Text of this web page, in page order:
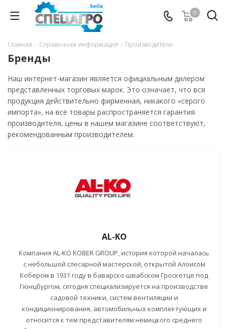
0
Главная - Справочная информация - Производители
Бренды
Наш интернет-магазин является официальным дилером
представленных торговых марок. Это означает, что вся
продукция действительно фирменная, никакого «серого
импорта», на все товары распространяется гарантия
производителя, цены в нашем магазине соответствуют,
рекомендованным производителем.
AL-KO
Компания AL-KO KOBER GROUP, история которой началась
с небольшой слесарной мастерской, открытой Алоисом
Кобером в 1931 году в баварско-швабском Гроскетце под
Гюнцбургом, сегодня специализируется на производстве
садовой техники, систем вентиляции и
кондиционирования, автомобильных комплектующих и
относится к тем представителям немецкого среднего